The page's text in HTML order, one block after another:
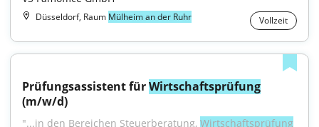
Düsseldorf, Raum Mülheim an der Ruhr Vollzeit
Prüfungsassistent für Wirtschaftsprüfung
(m/w/d)
"...in den Bereichen Steuerberatung, Wirtschaftsprüfung